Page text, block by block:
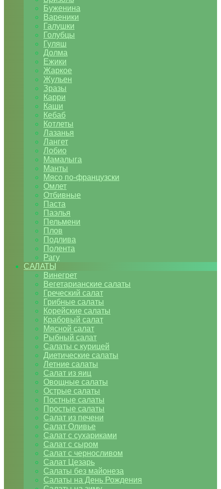
Буженина
Вареники
Галушки
Голубцы
Гуляш
Долма
Ежики
Жаркое
Жульен
Зразы
Карри
Каши
Кебаб
Котлеты
Лазанья
Лангет
Лобио
Мамалыга
Манты
Мясо по-французски
Омлет
Отбивные
Паста
Паэлья
Пельмени
Плов
Подлива
Полента
Рагу
САЛАТЫ
Винегрет
Вегетарианские салаты
Греческий салат
Грибные салаты
Корейские салаты
Крабовый салат
Мясной салат
Рыбный салат
Салаты с курицей
Диетические салаты
Летние салаты
Салат из яиц
Овощные салаты
Острые салаты
Постные салаты
Простые салаты
Салат из печени
Салат Оливье
Салат с сухариками
Салат с сыром
Салат с черносливом
Салат Цезарь
Салаты без майонеза
Салаты на День Рождения